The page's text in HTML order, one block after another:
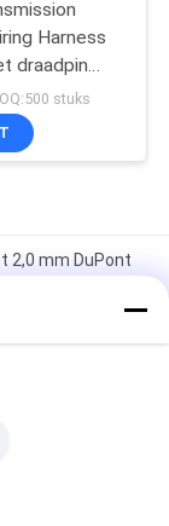
Harness
draadpin
stuks
2,0 mm DuPont
Plug In
draad met